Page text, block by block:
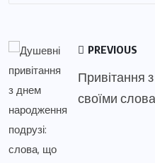
PREVIOUS
Привітання
своїми